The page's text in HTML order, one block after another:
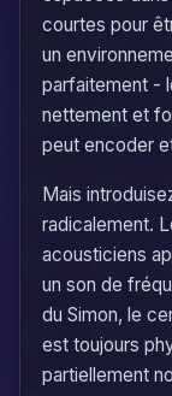
courtes pour
un
parfaitement -
nettement et
peut encoder
Mais
radicalement.
acousticiens
un son de
du Simon, le
est toujours
partiellement